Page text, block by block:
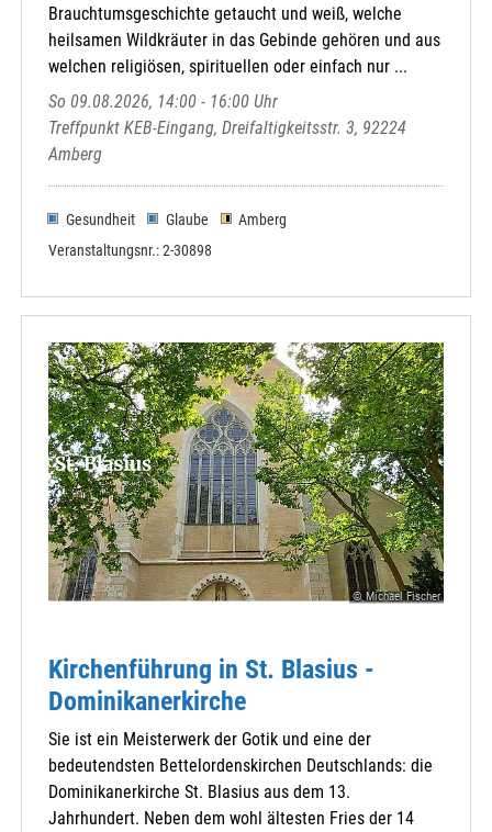
Brauchtumsgeschichte getaucht und weiß, welche
heilsamen Wildkräuter in das Gebinde gehören und aus
welchen religiösen, spirituellen oder einfach nur ...
So 09.08.2026, 14:00 - 16:00 Uhr
Treffpunkt KEB-Eingang, Dreifaltigkeitsstr. 3, 92224
Amberg
Gesundheit Glaube
Amberg
Veranstaltungsnr.: 2-30898
© Michael Fischer
Kirchenführung in St. Blasius -
Dominikanerkirche
Sie ist ein Meisterwerk der Gotik und eine der
bedeutendsten Bettelordenskirchen Deutschlands: die
Dominikanerkirche St. Blasius aus dem 13.
Jahrhundert. Neben dem wohl ältesten Fries der 14